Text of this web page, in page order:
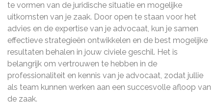
te vormen van de juridische situatie en mogelijke
uitkomsten van je zaak. Door open te staan voor het
advies en de expertise van je advocaat, kun je samen
effectieve strategieën ontwikkelen en de best mogelijke
resultaten behalen in jouw civiele geschil. Het is
belangrijk om vertrouwen te hebben in de
professionaliteit en kennis van je advocaat, zodat jullie
als team kunnen werken aan een succesvolle afloop van
de zaak.